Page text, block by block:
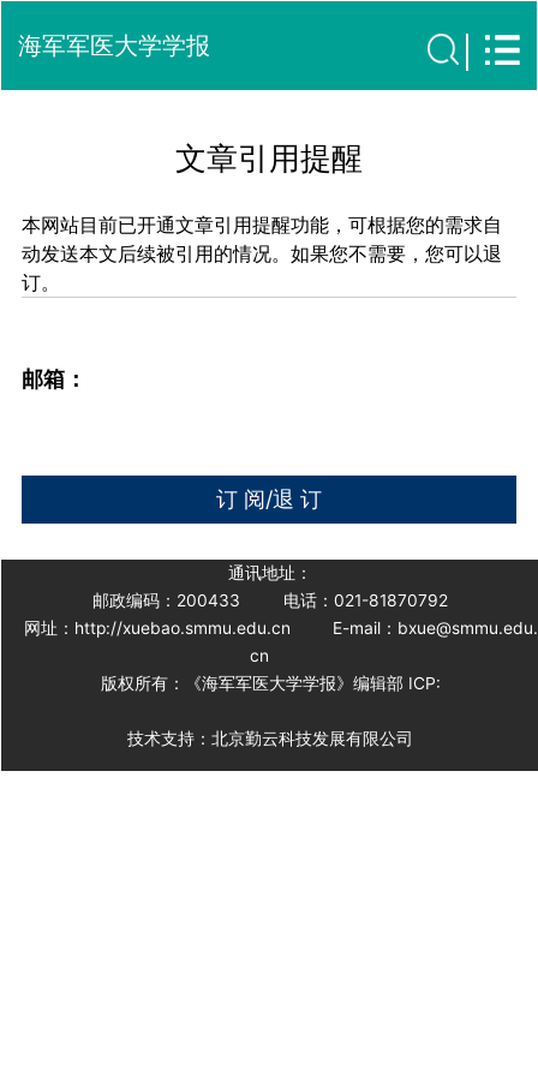
海军军医大学学报
文章引用提醒
本网站目前已开通文章引用提醒功能，可根据您的需求自
动发送本文后续被引用的情况。如果您不需要，您可以退
订。
邮箱：
通讯地址：
邮政编码：200433
电话：021-81870792
网址：http://xuebao.smmu.edu.cn
E-mail：bxue@smmu.edu.
cn
版权所有：《海军军医大学学报》编辑部 ICP:
技术支持：北京勤云科技发展有限公司